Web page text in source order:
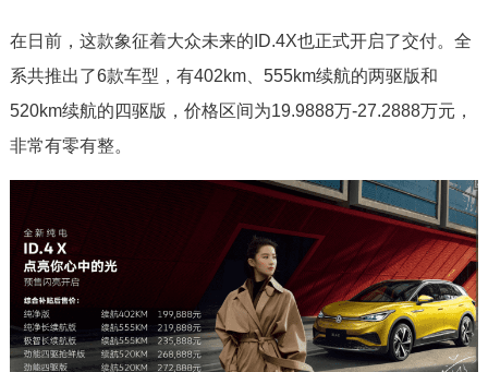
在日前，这款象征着大众未来的ID.4X也正式开启了交付。全
系共推出了6款车型，有402km、555km续航的两驱版和
520km续航的四驱版，价格区间为19.9888万-27.2888万元，
非常有零有整。